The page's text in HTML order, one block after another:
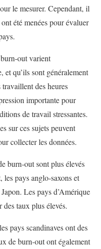
le mesurer. Cependant, il
été menées pour évaluer
out varient
et qu’ils sont généralement
des heures
importante pour
de travail stressantes.
sur ces sujets peuvent
collecter les données.
burn-out sont plus élevés
les pays anglo-saxons et
Les pays d’Amérique
taux plus élevés.
pays scandinaves ont des
de burn-out ont également